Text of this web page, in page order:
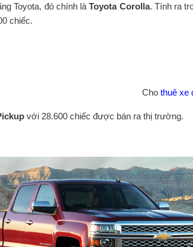
Toyota, đó chính làToyota Corolla. Tính ra
chiếc.
Cho thuê xe
với 28.600 chiếc được bán ra thị trường.